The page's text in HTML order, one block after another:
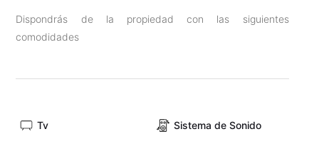
Dispondrás de la propiedad con las siguientes
comodidades
Tv Sistema de Sonido